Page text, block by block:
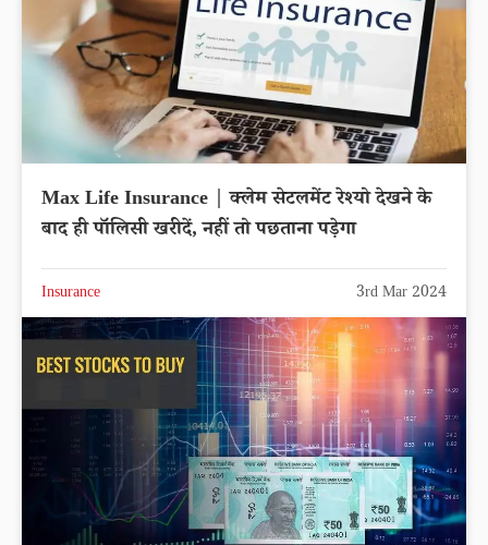
Max Life Insurance | क्लेम सेटलमेंट रेश्यो देखने के
बाद ही पॉलिसी खरीदें, नहीं तो पछताना पड़ेगा
Insurance 3rd Mar 2024